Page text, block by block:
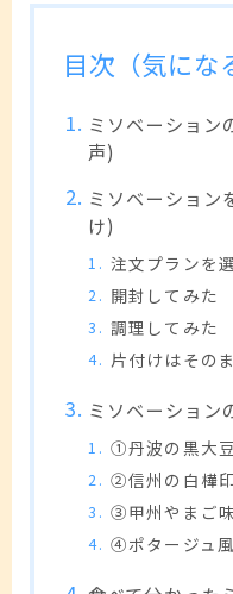
目次（気にな
ミソベーション
声)
ミソベーション
け)
注文プランを
開封してみた
調理してみた
片付けはその
ミソベーション
①丹波の黒大
②信州の白樺
③甲州やまご
④ポタージュ